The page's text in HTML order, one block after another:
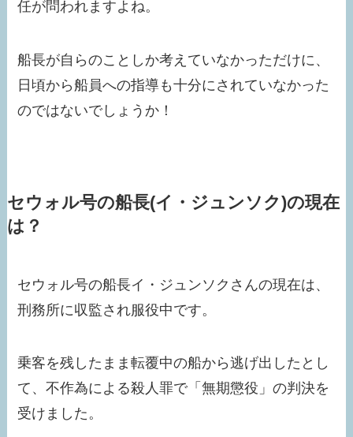
任が問われますよね。
船長が自らのことしか考えていなかっただけに、
日頃から船員への指導も十分にされていなかった
のではないでしょうか！
セウォル号の船長(イ・ジュンソク)の現在
は？
セウォル号の船長イ・ジュンソクさんの現在は、
刑務所に収監され服役中です。
乗客を残したまま転覆中の船から逃げ出したとし
て、不作為による殺人罪で「無期懲役」の判決を
受けました。